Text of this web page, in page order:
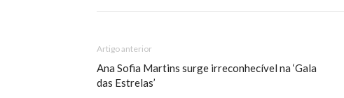
Artigo anterior
Ana Sofia Martins surge irreconhecível na ‘Gala
das Estrelas’